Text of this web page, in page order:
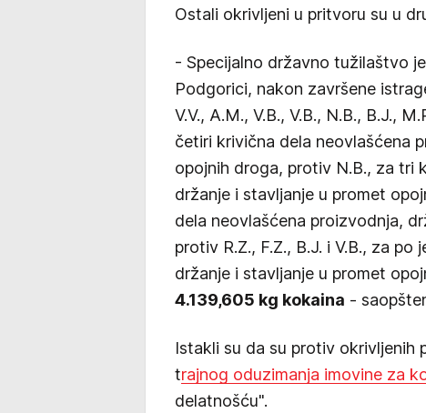
Ostali okrivljeni u pritvoru su u
- Specijalno državno tužilaštvo
Podgorici, nakon završene
V.V., A.M., V.B., V.B., N.B., B.J.,
četiri krivična dela neovlašćena
opojnih droga, protiv N.B., za tri
držanje i stavljanje u promet
dela neovlašćena proizvodnja,
protiv R.Z., F.Z., B.J. i V.B., za
držanje i stavljanje u promet
4.139,605 kg kokaina -
Istakli su da su protiv okrivljenih
trajnog oduzimanja imovine za
delatnošću".